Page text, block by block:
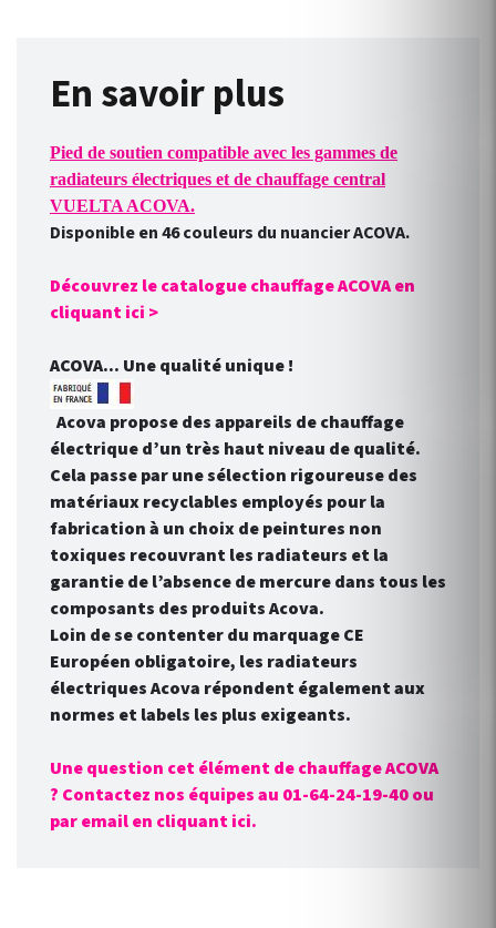
classique intemporel... Version
sans régulation. Radiateur
cm / Largeur 95.7 cm /
Épaisseur installé 17.6 cm.
totale : 41 cm. Radiateur
Plinthe disponible en
puissance 500W à 2000W.
En savoir plus
Pied de soutien compatible avec les gammes de
radiateurs électriques et de chauffage central
VUELTA ACOVA.
Disponible en 46 couleurs du nuancier ACOVA.
Découvrez le catalogue chauffage ACOVA en
cliquant ici >
ACOVA... Une qualité unique !
Acova propose des appareils de chauffage
électrique d’un très haut niveau de qualité.
Cela passe par une sélection rigoureuse des
matériaux recyclables employés pour la
fabrication à un choix de peintures non
toxiques recouvrant les radiateurs et la
garantie de l’absence de mercure dans tous les
composants des produits Acova.
Loin de se contenter du marquage CE
Européen obligatoire, les radiateurs
électriques Acova répondent également aux
normes et labels les plus exigeants.
Une question cet élément de chauffage ACOVA
? Contactez nos équipes au 01-64-24-19-40 ou
par email en cliquant ici.